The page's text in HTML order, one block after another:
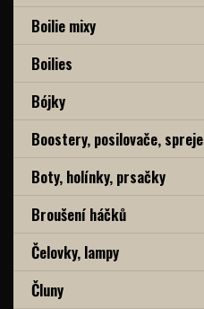
Boilie mixy
Boilies
Bójky
Boostery, posilovače, spreje
Boty, holínky, prsačky
Broušení háčků
Čelovky, lampy
Čluny